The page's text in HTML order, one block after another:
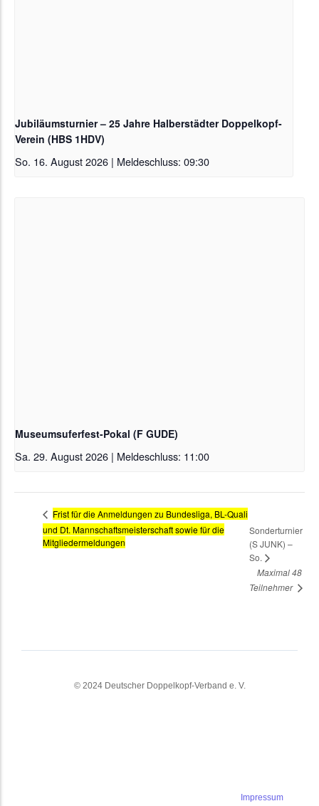
Jubiläumsturnier – 25 Jahre Halberstädter Doppelkopf-
Verein (HBS 1HDV)
So. 16. August 2026 | Meldeschluss: 09:30
Museumsuferfest-Pokal (F GUDE)
Sa. 29. August 2026 | Meldeschluss: 11:00
Frist für die Anmeldungen zu Bundesliga, BL-Quali
und Dt. Mannschaftsmeisterschaft sowie für die
Mitgliedermeldungen
Sonderturnier
(S JUNK) –
So.
Maximal 48
Teilnehmer
© 2024 Deutscher Doppelkopf-Verband e. V.
Impressum